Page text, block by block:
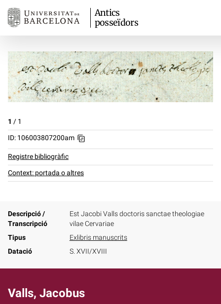
Antics
posseïdors
1 / 1
ID: 106003807200am
Registre bibliogràfic
Context: portada o altres
Descripció /
Transcripció
Est Jacobi Valls doctoris sanctae theologiae
vilae Cervariae
Tipus
Exlibris manuscrits
Datació
S. XVII/XVIII
Valls, Jacobus